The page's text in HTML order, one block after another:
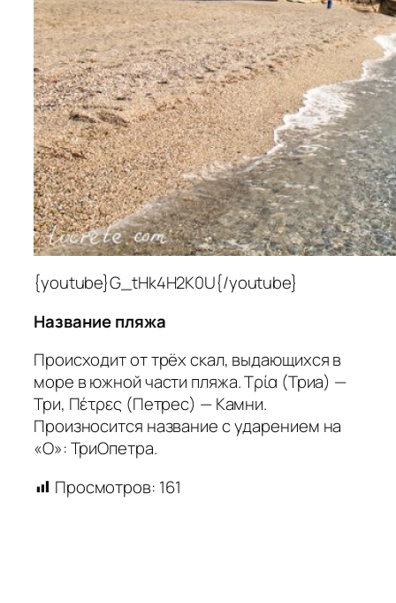
{youtube}G_tHk4H2K0U{/youtube}
Название пляжа
Происходит от трёх скал, выдающихся в
море в южной части пляжа. Τρία (Триа) —
Три, Πέτρες (Петрес) — Камни.
Произносится название с ударением на
«О»: ТриОпетра.
Просмотров: 161